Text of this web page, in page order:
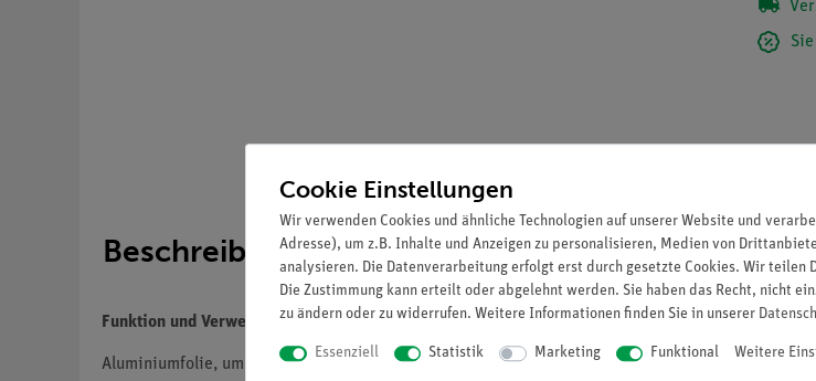
Beschreibung
Funktion und Verwendung
Aluminiumfolie, um z.B. ein einfaches Elektroskop herzustellen.
Cookie Einstellungen
Wir verwenden Cookies und ähnliche Technologien auf unserer Website und
Adresse), um z.B. Inhalte und Anzeigen zu personalisieren, Medien von
analysieren. Die Datenverarbeitung erfolgt erst durch gesetzte Cookies. Wir
Die Zustimmung kann erteilt oder abgelehnt werden. Sie haben das Recht, nicht
zu ändern oder zu widerrufen. Weitere Informationen finden Sie in unserer
Essenziell Statistik Marketing Funktional Weitere